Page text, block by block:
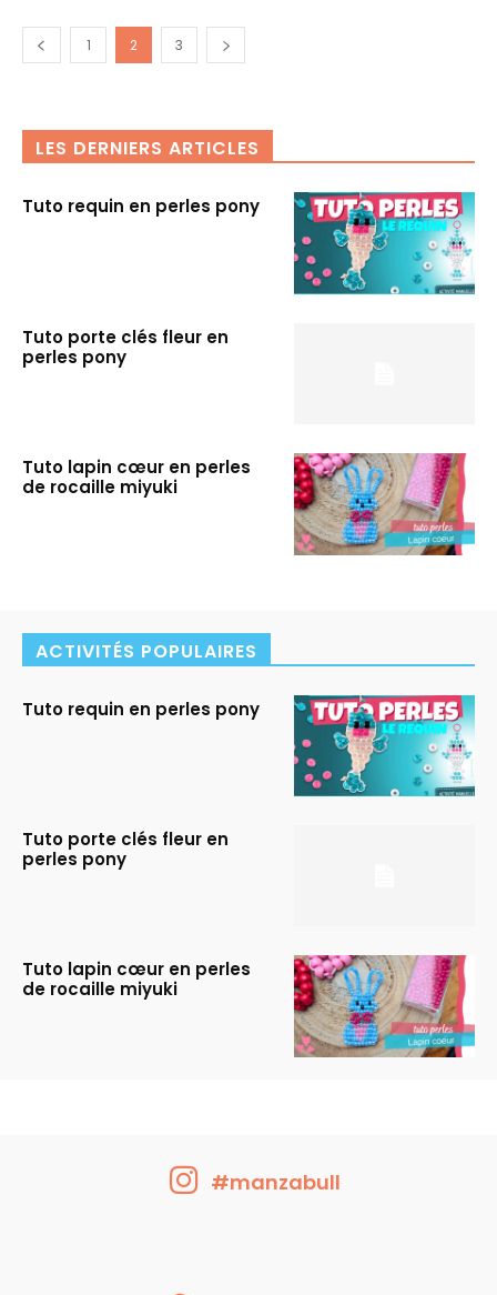
1 2 3
LES DERNIERS ARTICLES
Tuto requin en perles pony
Tuto porte clés fleur en
perles pony
Tuto lapin cœur en perles
de rocaille miyuki
ACTIVITÉS POPULAIRES
Tuto requin en perles pony
Tuto porte clés fleur en
perles pony
Tuto lapin cœur en perles
de rocaille miyuki
#manzabull